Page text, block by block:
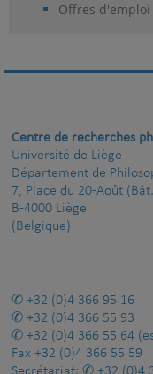
Offres d'emploi
Centre de recherches
Université de Liège
Département de
7, Place du 20-Août
B-4000 Liège
(Belgique)
+32 (0)4 366 95 16
+32 (0)4 366 55 93
+32 (0)4 366 55 64
Fax +32 (0)4 366 55 59